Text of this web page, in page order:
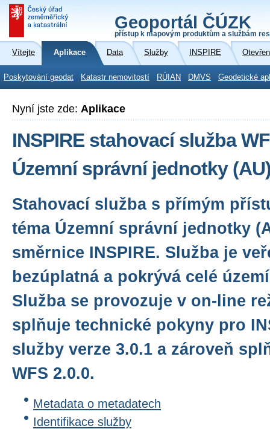
Geoportál ČÚZK
přístup k mapovým produktům a službám
Vítejte Aplikace Data Služby INSPIRE
Poskytování geodat Katastr nemovitostí RÚIAN DMVS Geodetické
Nyní jste zde: Aplikace
INSPIRE stahovací služba
Územní správní jednotky
Stahovací služba s přímým
téma Územní správní jednotky
směrnice INSPIRE. Služba je
bezúplatná a pokrývá celé
Služba se provozuje v on-line
splňuje technické pokyny pro
služby verze 3.0.1 a zároveň
WFS 2.0.0.
Metadata o metadatech
Identifikace služby